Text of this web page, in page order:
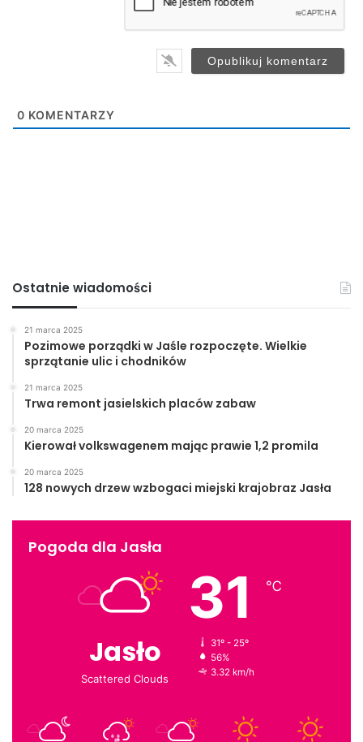
Muzeum Regionalne w Jaśle
0 KOMENTARZY
Ostatnie wiadomości
21 marca 2025
Pozimowe porządki w Jaśle rozpoczęte. Wielkie
sprzątanie ulic i chodników
21 marca 2025
Trwa remont jasielskich placów zabaw
20 marca 2025
Kierował volkswagenem mając prawie 1,2 promila
20 marca 2025
128 nowych drzew wzbogaci miejski krajobraz Jasła
Pogoda dla Jasła
Jasło
Scattered Clouds
31 ℃
31º - 25º
56%
3.32 km/h